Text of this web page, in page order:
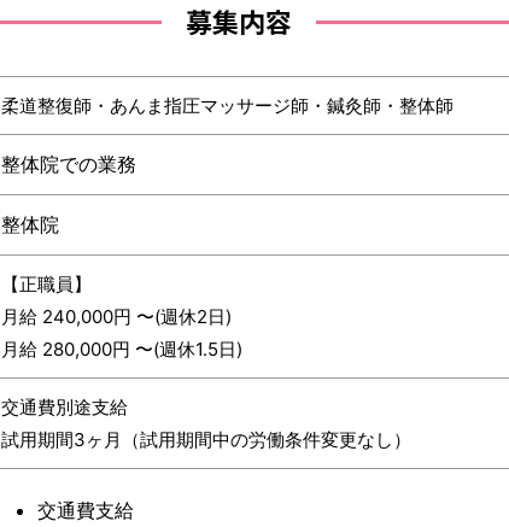
募集内容
柔道整復師・あんま指圧マッサージ師・鍼灸師・整体師
整体院での業務
整体院
【正職員】
月給 240,000円 〜(週休2日)
月給 280,000円 〜(週休1.5日)
交通費別途支給
試用期間3ヶ月（試用期間中の労働条件変更なし）
交通費支給